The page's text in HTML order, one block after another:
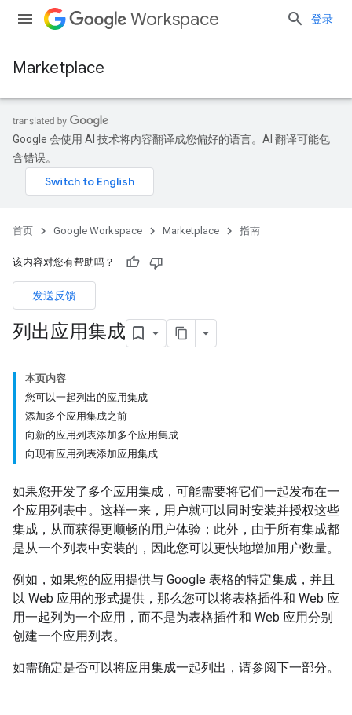
Workspace 登录
Marketplace
Google 会使用 AI 技术将内容翻译成您偏好的语言。AI 翻译可能包
含错误。
首页 Google Workspace Marketplace 指南
该内容对您有帮助吗？
发送反馈
列出应用集成
本页内容
您可以一起列出的应用集成
添加多个应用集成之前
向新的应用列表添加多个应用集成
向现有应用列表添加应用集成
如果您开发了多个应用集成，可能需要将它们一起发布在一
个应用列表中。这样一来，用户就可以同时安装并授权这些
集成，从而获得更顺畅的用户体验；此外，由于所有集成都
是从一个列表中安装的，因此您可以更快地增加用户数量。
例如，如果您的应用提供与 Google 表格的特定集成，并且
以 Web 应用的形式提供，那么您可以将表格插件和 Web 应
用一起列为一个应用，而不是为表格插件和 Web 应用分别
创建一个应用列表。
如需确定是否可以将应用集成一起列出，请参阅下一部分。